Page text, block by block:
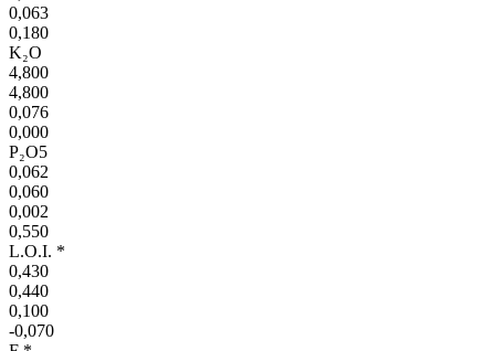
0,063
0,180
K₂O
4,800
4,800
0,076
0,000
P₂O5
0,062
0,060
0,002
0,550
L.O.I. *
0,430
0,440
0,100
-0,070